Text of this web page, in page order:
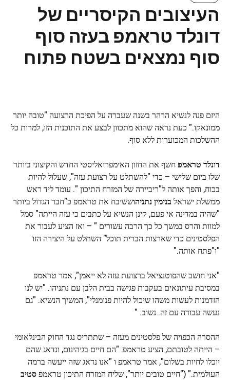
העיצובים הקיסריים של
דונלד טראמפ בעזה סוף
סוף נמצאים בשטח פתוח
היזם פנה לנשיא הרהר בשנה שעברה על הפיכת הרצועה "טובה יותר
ממונאקו." כעת נראה שהוא מתכוון לבצע את התוכנית הזו, למרות כל
ההשלכות המכוערות ללא סוף.
דונלד טראמפחשף את החזון האימפריאליסטי החדש והקיצוני ביותר
שלו ביום שלישי – כדי "להשתלט על רצועת עזה", שעלול להיות
בכוח, והפך אותה ל"ריביירה של המזרח התיכון ". עומד ליד ראש
ממשלת ישראל בנימין נתניהוששיבח את טראמפ כ"חבר הגדול ביותר
"שהיה במדינה אי פעם, קינן הנשיא על כתבים כי עזה הייתה" סמל
למוות והרס במשך כל כך הרבה עשורים " – ואז הציע לעבור את
הפלסטינים כדי שארצות הברית תוכל" השתלט על היצירה הזו
"ו"פתח אותה."
"אני חושב שהפוטנציאל ברצועת עזה לא ייאמן", אמר טראמפ
במסיבת עיתונאים בעקבות פגישה בבית הלבן עם נתניהו. "יש לנו
הזדמנות לעשות משהו שיכול להיות פנומנלי", המשיך הנשיא. "גם
נעשה עבודה עם זה. נשוב. "
ההסרה הכפויה של פלסטינים מעזה – שתתריס נגד החוק הבינלאומי
– הייתה לטובתם, הציע טראמפ: "הם חיים בגיהינום, ונדאג שהם
יוכלו לחיות בשלום", אמר טראמפ ו "אנו נדאג שזה ייעשה ברמה
העולמית." ("חיים טובים יותר", שליח המזרח התיכון טראמפסטיב